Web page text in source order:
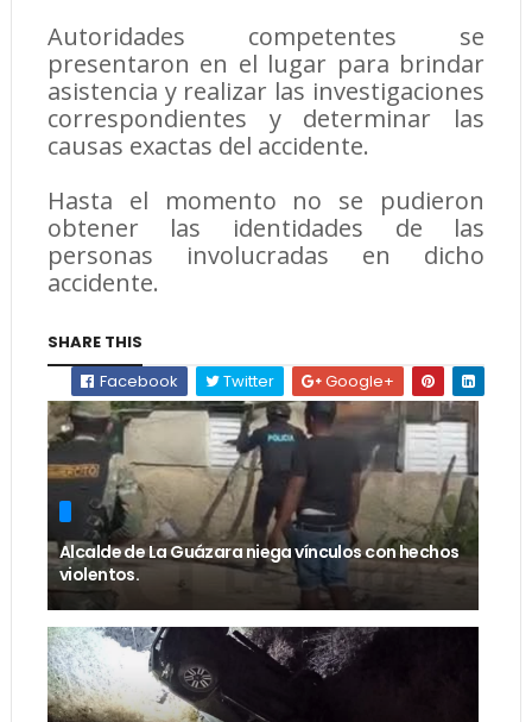
Autoridades competentes se
presentaron en el lugar para brindar
asistencia y realizar las investigaciones
correspondientes y determinar las
causas exactas del accidente.
Hasta el momento no se pudieron
obtener las identidades de las
personas involucradas en dicho
accidente.
SHARE THIS
Facebook
Twitter Google+
Alcalde de La Guázara niega vínculos con hechos
violentos.